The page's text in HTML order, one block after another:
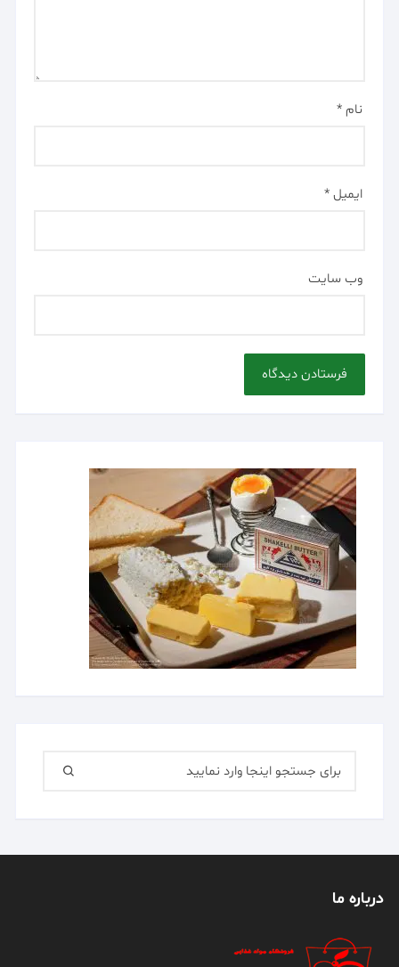
نام*
ایمیل*
وب‌ سایت
برای:
درباره ما